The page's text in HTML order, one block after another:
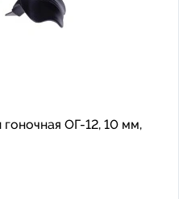
ОГ-12, 10 мм,